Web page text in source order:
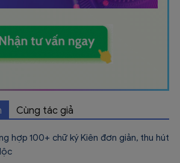
Cùng tác giả
hợp 100+ chữ ký Kiên đơn giản, thu hút